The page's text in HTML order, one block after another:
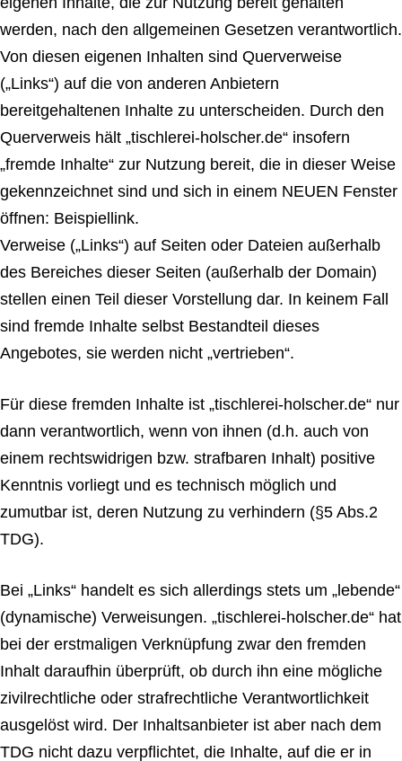
werden, nach den allgemeinen Gesetzen verantwortlich.
Von diesen eigenen Inhalten sind Querverweise
(„Links“) auf die von anderen Anbietern
bereitgehaltenen Inhalte zu unterscheiden. Durch den
Querverweis hält „tischlerei-holscher.de“ insofern
„fremde Inhalte“ zur Nutzung bereit, die in dieser Weise
gekennzeichnet sind und sich in einem NEUEN Fenster
öffnen: Beispiellink.
Verweise („Links“) auf Seiten oder Dateien außerhalb
des Bereiches dieser Seiten (außerhalb der Domain)
stellen einen Teil dieser Vorstellung dar. In keinem Fall
sind fremde Inhalte selbst Bestandteil dieses
Angebotes, sie werden nicht „vertrieben“.
Für diese fremden Inhalte ist „tischlerei-holscher.de“ nur
dann verantwortlich, wenn von ihnen (d.h. auch von
einem rechtswidrigen bzw. strafbaren Inhalt) positive
Kenntnis vorliegt und es technisch möglich und
zumutbar ist, deren Nutzung zu verhindern (§5 Abs.2
TDG).
Bei „Links“ handelt es sich allerdings stets um „lebende“
(dynamische) Verweisungen. „tischlerei-holscher.de“ hat
bei der erstmaligen Verknüpfung zwar den fremden
Inhalt daraufhin überprüft, ob durch ihn eine mögliche
zivilrechtliche oder strafrechtliche Verantwortlichkeit
ausgelöst wird. Der Inhaltsanbieter ist aber nach dem
TDG nicht dazu verpflichtet, die Inhalte, auf die er in